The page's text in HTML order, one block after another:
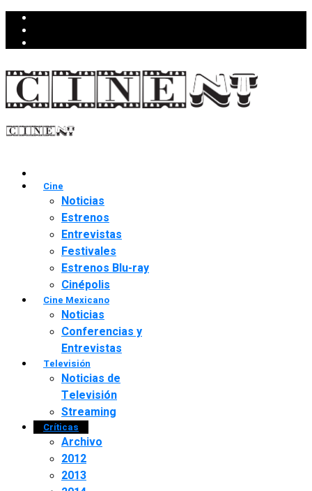
Cine
Noticias
Estrenos
Entrevistas
Festivales
Estrenos Blu-ray
Cinépolis
Cine Mexicano
Noticias
Conferencias y
Entrevistas
Televisión
Noticias de
Televisión
Streaming
Críticas
Archivo
2012
2013